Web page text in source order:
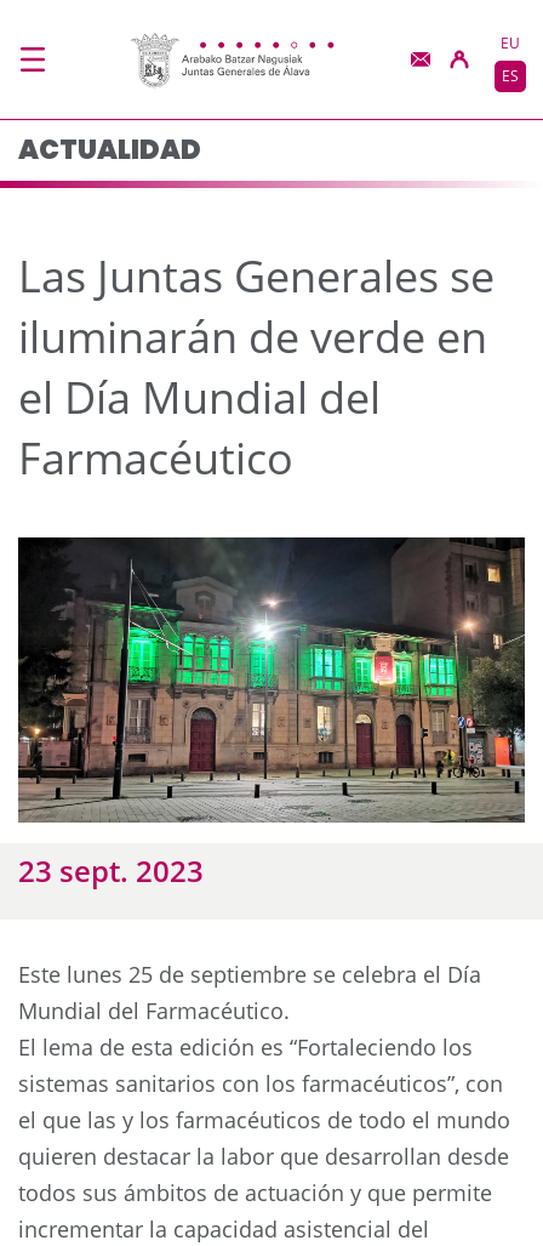
Las Juntas GeneralesEU
ES
ACTUALIDAD
Las Juntas Generales se
iluminarán de verde en
el Día Mundial del
Farmacéutico
23 sept. 2023
Este lunes 25 de septiembre se celebra el Día
Mundial del Farmacéutico.
El lema de esta edición es “Fortaleciendo los
sistemas sanitarios con los farmacéuticos”, con
el que las y los farmacéuticos de todo el mundo
quieren destacar la labor que desarrollan desde
todos sus ámbitos de actuación y que permite
incrementar la capacidad asistencial del